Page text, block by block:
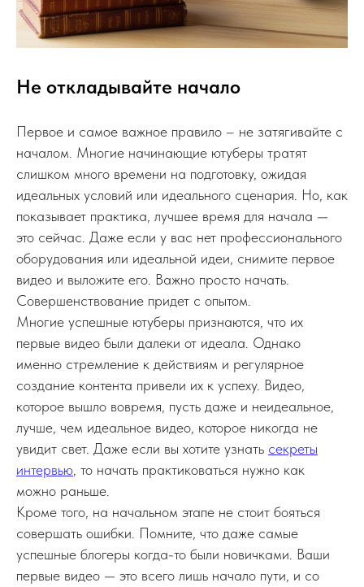
Не откладывайте начало
Первое и самое важное правило – не затягивайте с
началом. Многие начинающие ютуберы тратят
слишком много времени на подготовку, ожидая
идеальных условий или идеального сценария. Но, как
показывает практика, лучшее время для начала —
это сейчас. Даже если у вас нет профессионального
оборудования или идеальной идеи, снимите первое
видео и выложите его. Важно просто начать.
Совершенствование придет с опытом.
Многие успешные ютуберы признаются, что их
первые видео были далеки от идеала. Однако
именно стремление к действиям и регулярное
создание контента привели их к успеху. Видео,
которое вышло вовремя, пусть даже и неидеальное,
лучше, чем идеальное видео, которое никогда не
увидит свет. Даже если вы хотите узнать секреты
интервью , то начать практиковаться нужно как
можно раньше.
Кроме того, на начальном этапе не стоит бояться
совершать ошибки. Помните, что даже самые
успешные блогеры когда-то были новичками. Ваши
первые видео — это всего лишь начало пути, и со